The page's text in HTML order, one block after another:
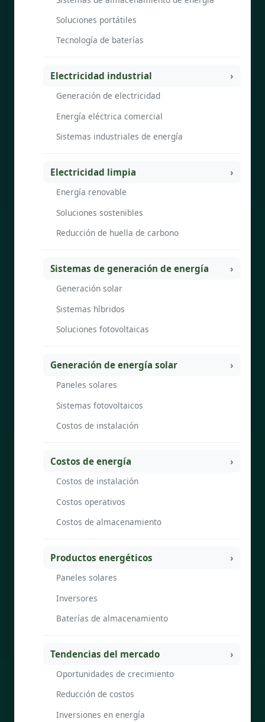
Soluciones portátiles
Tecnología de baterías
Electricidad industrial
Generación de electricidad
Energía eléctrica comercial
Sistemas industriales de energía
Electricidad limpia
Energía renovable
Soluciones sostenibles
Reducción de huella de carbono
Sistemas de generación de energía
Generación solar
Sistemas híbridos
Soluciones fotovoltaicas
Generación de energía solar
Paneles solares
Sistemas fotovoltaicos
Costos de instalación
Costos de energía
Costos de instalación
Costos operativos
Costos de almacenamiento
Productos energéticos
Paneles solares
Inversores
Baterías de almacenamiento
Tendencias del mercado
Oportunidades de crecimiento
Reducción de costos
Inversiones en energía